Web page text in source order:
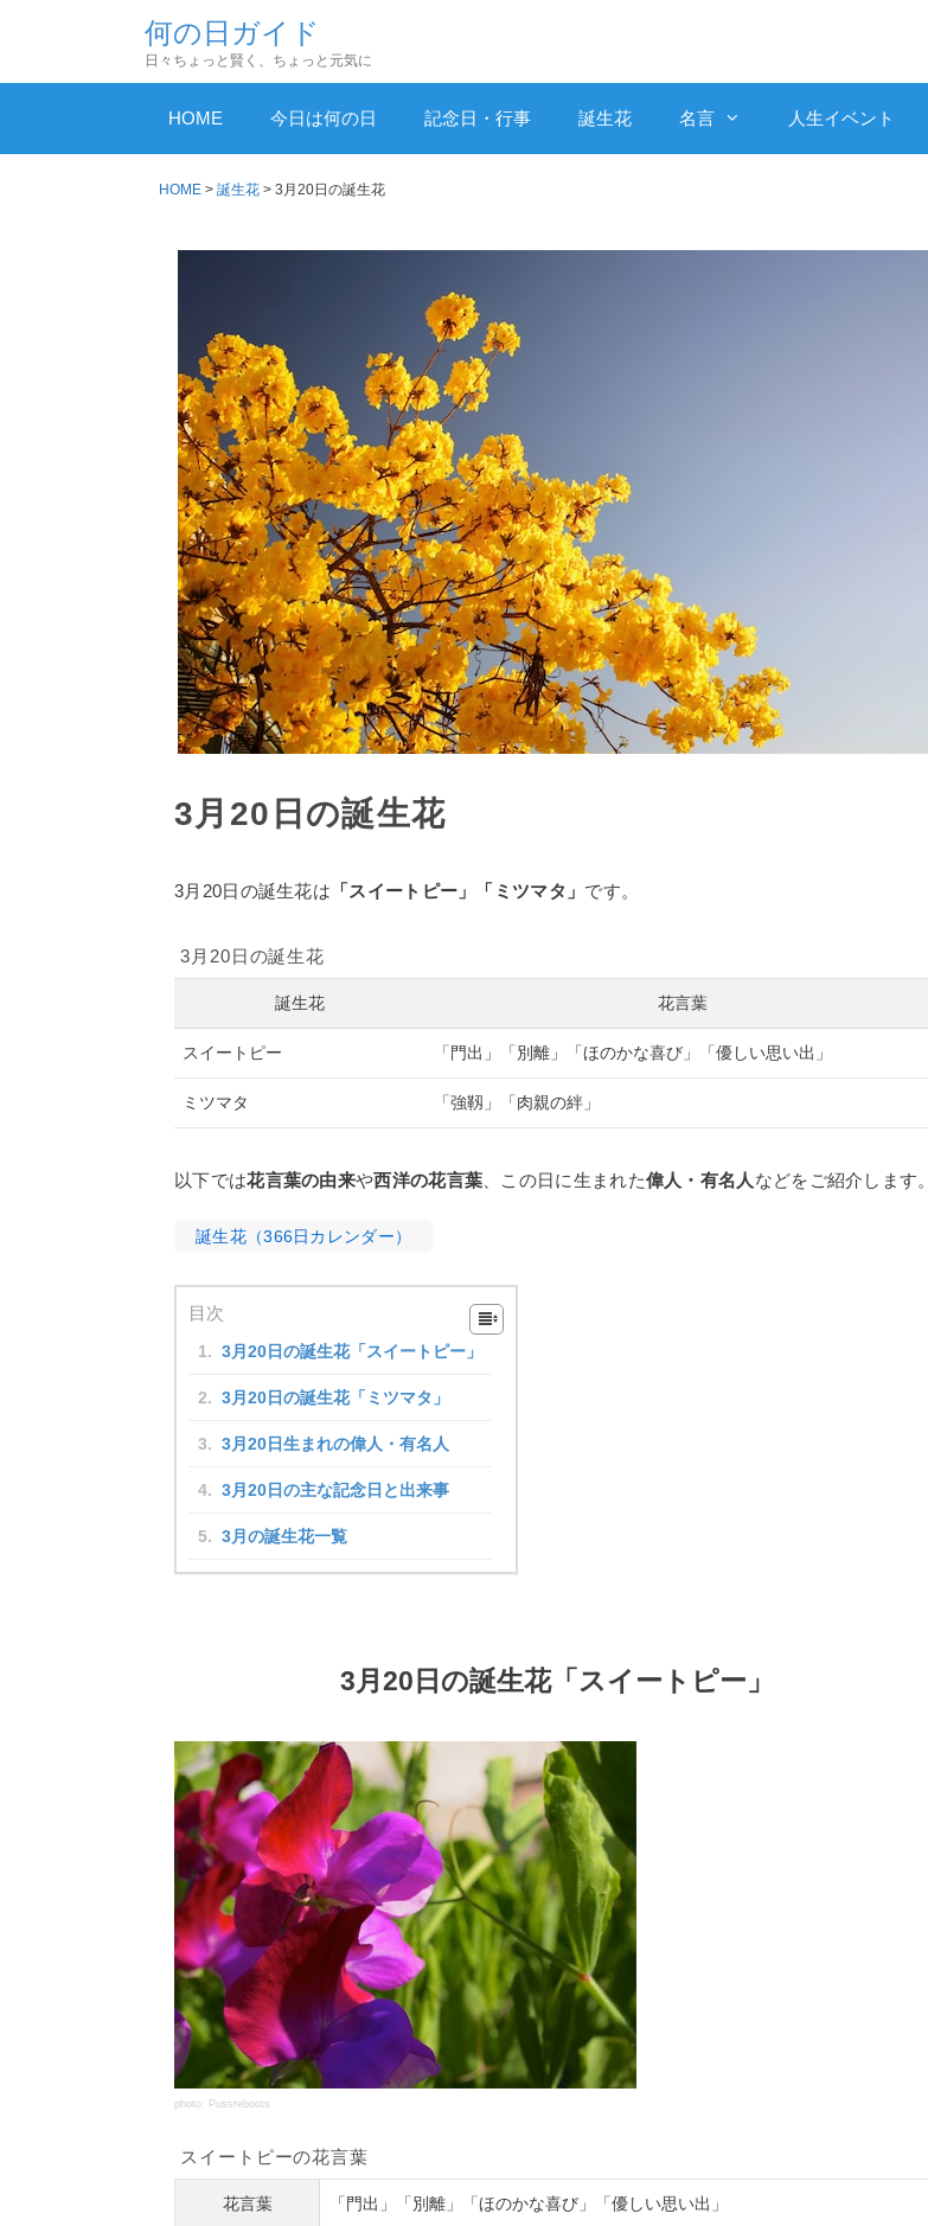
テ
何の日ガイド
日々ちょっと賢く、ちょっと元気に
HOME 今日は何の日 記念日・行事 誕生花 名言 人生イベント
HOME > 誕生花 > 3月20日の誕生花
3月20日の誕生花
3月20日の誕生花は 「スイートピー」「ミツマタ」 です。
3月20日の誕生花
誕生花 花言葉
スイートピー 「門出」「別離」「ほのかな喜び」「優しい思い出」
ミツマタ 「強靱」「肉親の絆」
以下では花言葉の由来や西洋の花言葉 、この日に生まれた偉人・有名人 などをご紹介します。
誕生花（366日カレンダー）
目次
3月20日の誕生花「スイートピー」
3月20日の誕生花「ミツマタ」
3月20日生まれの偉人・有名人
3月20日の主な記念日と出来事
3月の誕生花一覧
3月20日の誕生花「スイートピー」
photo: Pussreboots
スイートピーの花言葉
花言葉 「門出」「別離」「ほのかな喜び」「優しい思い出」